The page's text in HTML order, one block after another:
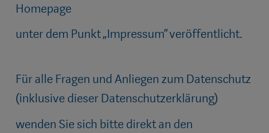
Homepage
unter dem Punkt „Impressum“ veröffentlicht.
Für alle Fragen und Anliegen zum Datenschutz
(inklusive dieser Datenschutzerklärung)
wenden Sie sich bitte direkt an den